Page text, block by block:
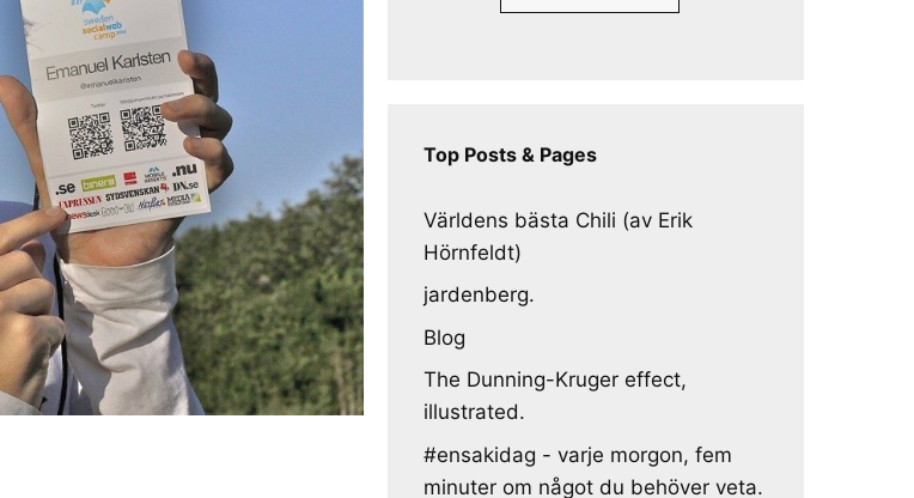
Top Posts & Pages
Världens bästa Chili (av Erik
Hörnfeldt)
jardenberg.
Blog
The Dunning-Kruger effect,
illustrated.
#ensakidag - varje morgon, fem
minuter om något du behöver veta.